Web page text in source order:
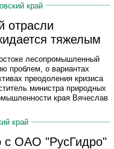
край
отрасли
тяжелым
лесопромышленный
проблем, о вариантах
преодоления кризиса
министра природных
края Вячеслав
край
с ОАО "РусГидро"